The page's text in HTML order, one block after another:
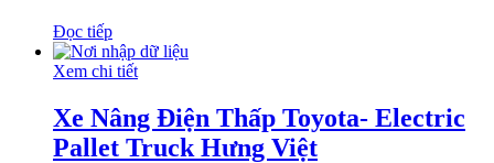
Đọc tiếp
Xem chi tiết
Xe Nâng Điện Thấp Toyota- Electric
Pallet Truck Hưng Việt